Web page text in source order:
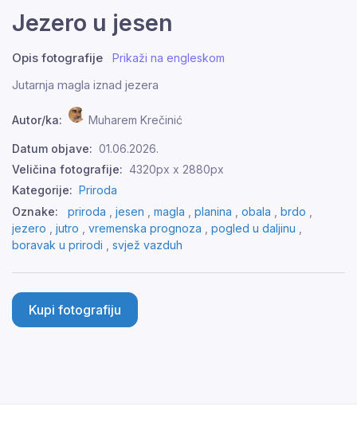
Jezero u jesen
Opis fotografije Prikaži na engleskom
Jutarnja magla iznad jezera
Autor/ka: Muharem Krečinić
Datum objave: 01.06.2026.
Veličina fotografije: 4320px x 2880px
Kategorije: Priroda
Oznake:
priroda jesen magla planina obala brdo
jezero
jutro vremenska prognoza pogled u daljinu
boravak u prirodi
svjež vazduh
Kupi fotografiju